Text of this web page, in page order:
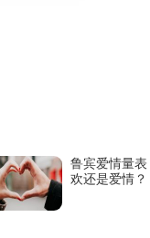
鲁宾爱情量
欢还是爱情？